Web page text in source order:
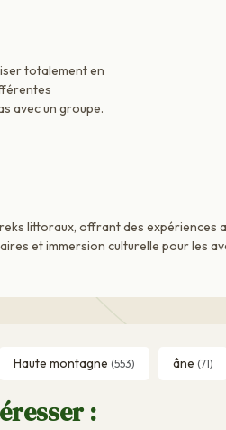
totalement en
avec un groupe.
littoraux, offrant des expériences
et immersion culturelle pour les
Haute montagne (553) âne (71)
: